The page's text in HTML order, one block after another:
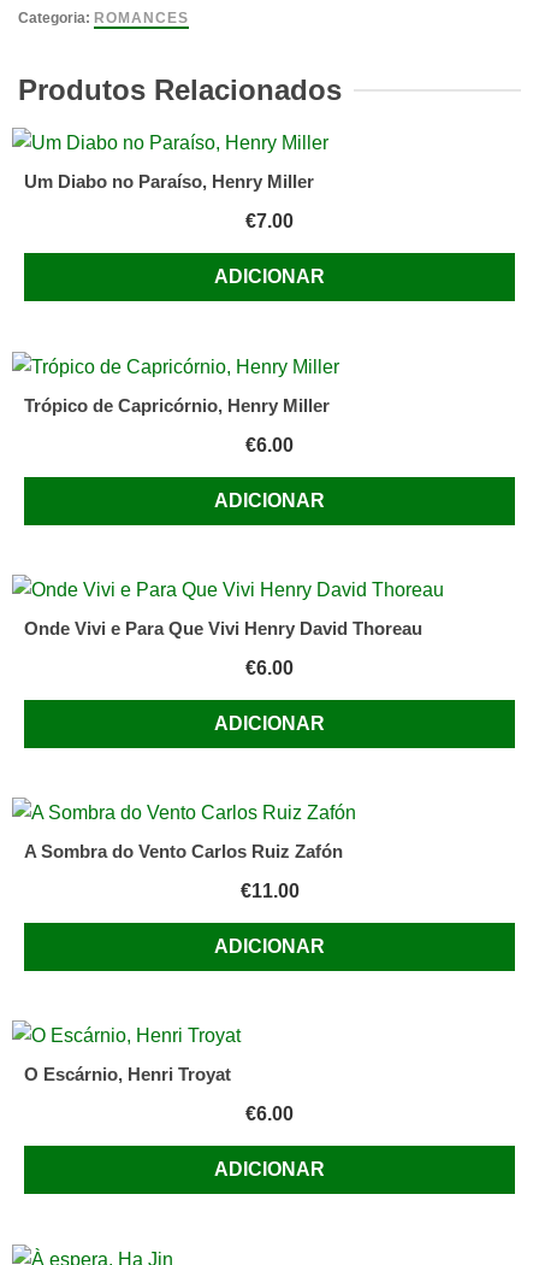
ou
RABOLU,
JOAQUIM
Categoria: ROMANCES
Produtos Relacionados
Um Diabo no Paraíso, Henry Miller
€7.00
ADICIONAR
Trópico de Capricórnio, Henry Miller
€6.00
ADICIONAR
Onde Vivi e Para Que Vivi Henry David Thoreau
€6.00
ADICIONAR
A Sombra do Vento Carlos Ruiz Zafón
€11.00
ADICIONAR
O Escárnio, Henri Troyat
€6.00
ADICIONAR